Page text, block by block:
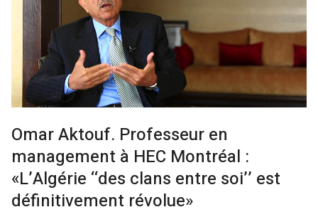
Omar Aktouf. Professeur en
management à HEC Montréal :
«L’Algérie ‘‘des clans entre soi’’ est
définitivement révolue»